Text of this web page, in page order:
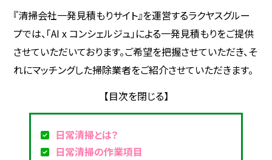
『清掃会社一発見積もりサイト』を運営するラクヤスグルー
プでは、「AI x コンシェルジュ」による一発見積もりをご提供
させていただいております。ご希望を把握させていただき、そ
れにマッチングした掃除業者をご紹介させていただきます。
日常清掃とは？
日常清掃の作業項目